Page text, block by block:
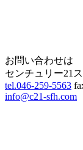
お問い合わせは
センチュリー21
tel.046-259-5563
info@c21-sfh.com